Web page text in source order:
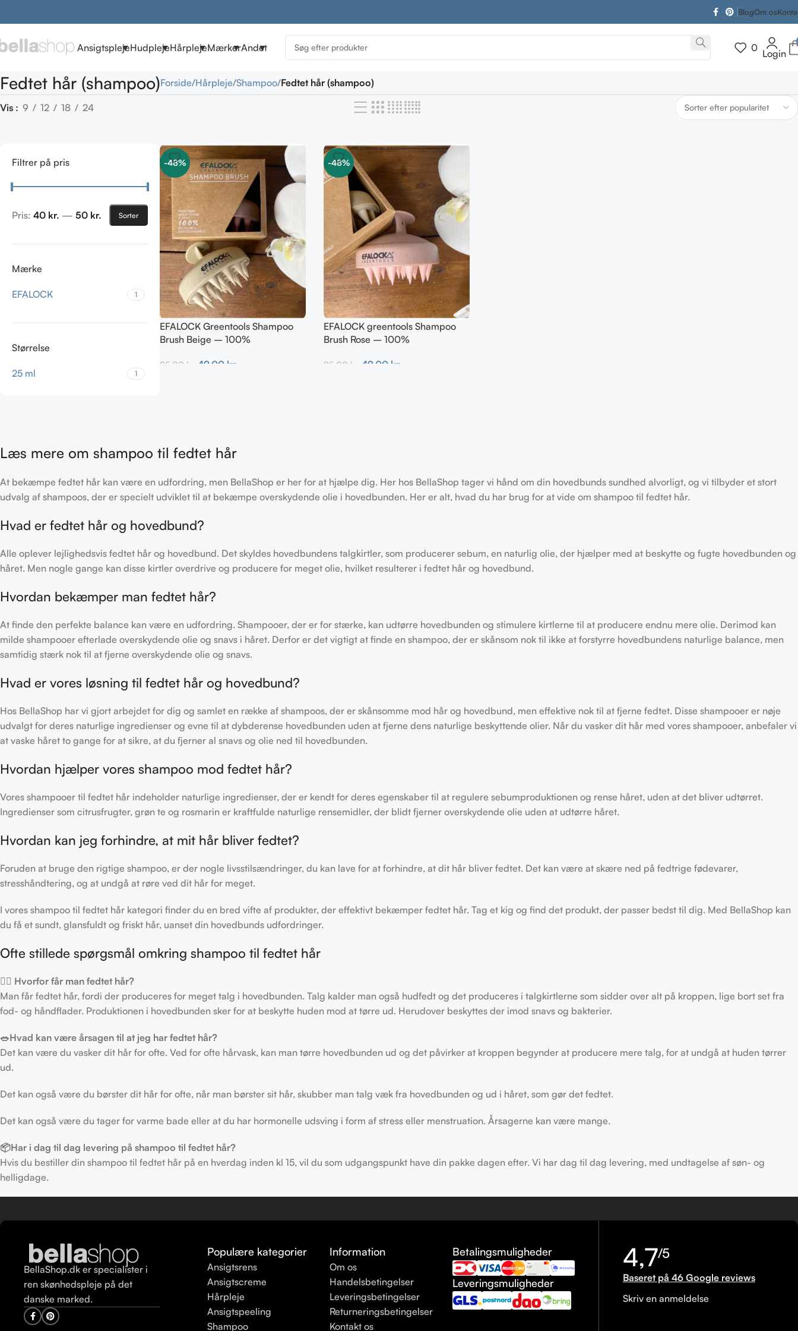
BlogOm os
AnsigtsplejeHudplejeHårplejeMærkerAndet 0 Login
Fedtet hår (shampoo)Forside Hårpleje Shampoo Fedtet hår (shampoo)
Vis 9 12 18 24
Filtrer på pris
Sorter
Pris: 40 kr. — 50 kr.
Mærke
EFALOCK 1
Størrelse
25 ml 1
-48%
EFALOCK Greentools Shampoo
Brush Beige – 100%
95,00 kr. 49,00 kr.
-48%
EFALOCK greentools Shampoo
Brush Rose – 100%
95,00 kr. 49,00 kr.
Læs mere om shampoo til fedtet hår
At bekæmpe fedtet hår kan være en udfordring, men BellaShop er her for at hjælpe dig. Her hos BellaShop tager vi hånd om din hovedbunds sundhed alvorligt, og vi tilbyder et stort
udvalg af shampoos, der er specielt udviklet til at bekæmpe overskydende olie i hovedbunden. Her er alt, hvad du har brug for at vide om shampoo til fedtet hår.
Hvad er fedtet hår og hovedbund?
Alle oplever lejlighedsvis fedtet hår og hovedbund. Det skyldes hovedbundens talgkirtler, som producerer sebum, en naturlig olie, der hjælper med at beskytte og fugte hovedbunden og
håret. Men nogle gange kan disse kirtler overdrive og producere for meget olie, hvilket resulterer i fedtet hår og hovedbund.
Hvordan bekæmper man fedtet hår?
At finde den perfekte balance kan være en udfordring. Shampooer, der er for stærke, kan udtørre hovedbunden og stimulere kirtlerne til at producere endnu mere olie. Derimod kan
milde shampooer efterlade overskydende olie og snavs i håret. Derfor er det vigtigt at finde en shampoo, der er skånsom nok til ikke at forstyrre hovedbundens naturlige balance, men
samtidig stærk nok til at fjerne overskydende olie og snavs.
Hvad er vores løsning til fedtet hår og hovedbund?
Hos BellaShop har vi gjort arbejdet for dig og samlet en række af shampoos, der er skånsomme mod hår og hovedbund, men effektive nok til at fjerne fedtet. Disse shampooer er nøje
udvalgt for deres naturlige ingredienser og evne til at dybderense hovedbunden uden at fjerne dens naturlige beskyttende olier. Når du vasker dit hår med vores shampooer, anbefaler vi
at vaske håret to gange for at sikre, at du fjerner al snavs og olie ned til hovedbunden.
Hvordan hjælper vores shampoo mod fedtet hår?
Vores shampooer til fedtet hår indeholder naturlige ingredienser, der er kendt for deres egenskaber til at regulere sebumproduktionen og rense håret, uden at det bliver udtørret.
Ingredienser som citrusfrugter, grøn te og rosmarin er kraftfulde naturlige rensemidler, der blidt fjerner overskydende olie uden at udtørre håret.
Hvordan kan jeg forhindre, at mit hår bliver fedtet?
Foruden at bruge den rigtige shampoo, er der nogle livsstilsændringer, du kan lave for at forhindre, at dit hår bliver fedtet. Det kan være at skære ned på fedtrige fødevarer,
stresshåndtering, og at undgå at røre ved dit hår for meget.
I vores shampoo til fedtet hår kategori finder du en bred vifte af produkter, der effektivt bekæmper fedtet hår. Tag et kig og find det produkt, der passer bedst til dig. Med BellaShop kan
du få et sundt, glansfuldt og friskt hår, uanset din hovedbunds udfordringer.
Ofte stillede spørgsmål omkring shampoo til fedtet hår
🤷‍♀️ Hvorfor får man fedtet hår?
Man får fedtet hår, fordi der produceres for meget talg i hovedbunden. Talg kalder man også hudfedt og det produceres i talgkirtlerne som sidder over alt på kroppen, lige bort set fra
fod- og håndflader. Produktionen i hovedbunden sker for at beskytte huden mod at tørre ud. Herudover beskyttes der imod snavs og bakterier.
🥗Hvad kan være årsagen til at jeg har fedtet hår?
Det kan være du vasker dit hår for ofte. Ved for ofte hårvask, kan man tørre hovedbunden ud og det påvirker at kroppen begynder at producere mere talg, for at undgå at huden tørrer
ud.
Det kan også være du børster dit hår for ofte, når man børster sit hår, skubber man talg væk fra hovedbunden og ud i håret, som gør det fedtet.
Det kan også være du tager for varme bade eller at du har hormonelle udsving i form af stress eller menstruation. Årsagerne kan være mange.
📦Har i dag til dag levering på shampoo til fedtet hår?
Hvis du bestiller din shampoo til fedtet hår på en hverdag inden kl 15, vil du som udgangspunkt have din pakke dagen efter. Vi har dag til dag levering, med undtagelse af søn- og
helligdage.
BellaShop.dk er specialister i
ren skønhedspleje på det
danske marked.
Populære kategorier
Ansigtsrens
Ansigtscreme
Hårpleje
Ansigtspeeling
Shampoo
Information
Om os
Handelsbetingelser
Leveringsbetingelser
Returneringsbetingelser
Kontakt os
Betalingsmuligheder
Leveringsmuligheder
4,7/5
Baseret på 46 Google reviews
Skriv en anmeldelse